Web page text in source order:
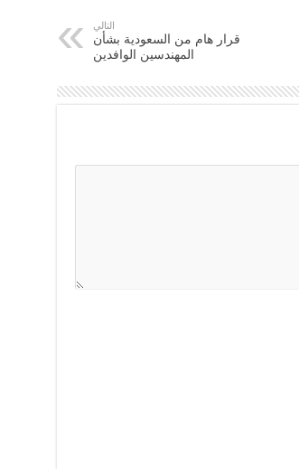
التالي
قرار هام من السعودية بشأن
المهندسين الوافدين